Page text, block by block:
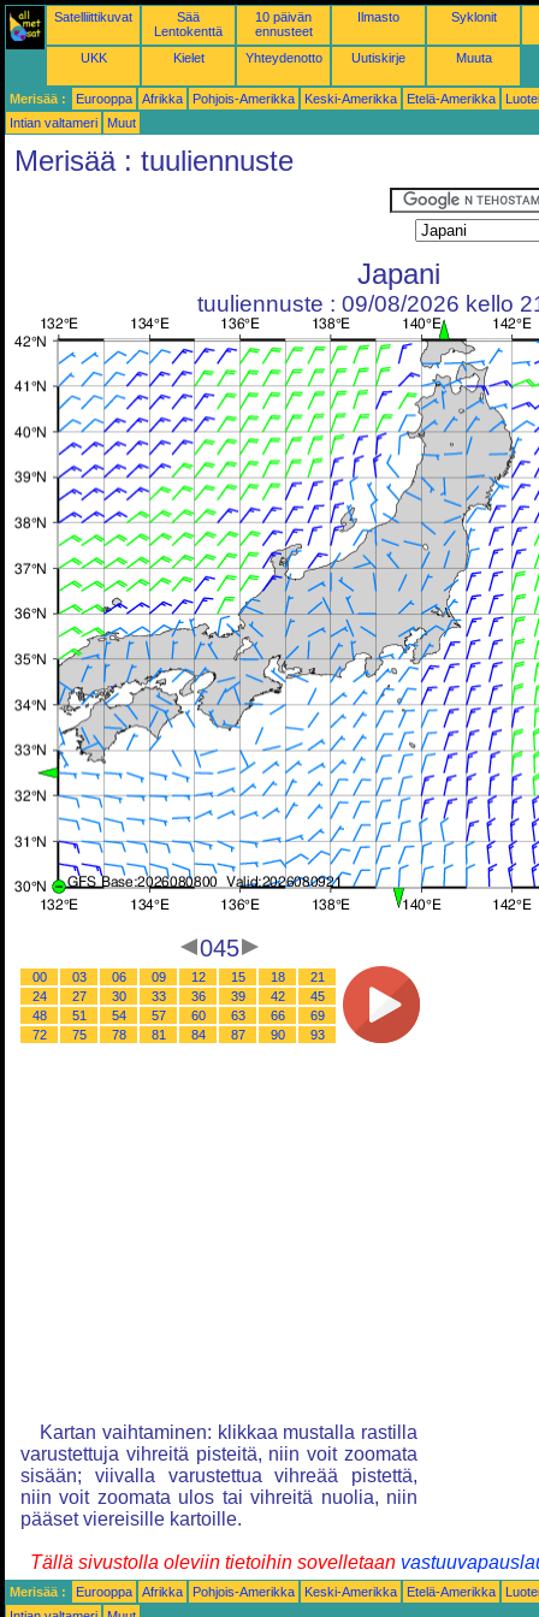
Satelliittikuvat
Sää
Lentokenttä
10 päivän
ennusteet
Ilmasto Syklonit
UKK Kielet Yhteydenotto Uutiskirje Muuta
Merisää : Eurooppa Afrikka Pohjois-Amerikka Keski-Amerikka Etelä-Amerikka
Intian valtameri
Muut
Merisää : tuuliennuste
Japani
tuuliennuste : 09/08/2026 kello
045
00 03 06 09 12 15 18
21
24
27 30 33 36 39 42
45
48
51 54 57 60 63 66
69
72
75 78 81 84 87 90 93
Kartan vaihtaminen: klikkaa mustalla rastilla
varustettuja vihreitä pisteitä, niin voit zoomata
sisään; viivalla varustettua vihreää pistettä,
niin voit zoomata ulos tai vihreitä nuolia, niin
pääset viereisille kartoille.
Tällä sivustolla oleviin tietoihin sovelletaan
Merisää : Eurooppa Afrikka Pohjois-Amerikka Keski-Amerikka Etelä-Amerikka